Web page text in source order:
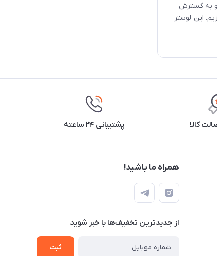
به گسترش
پردازیم. این لوستر
کالا پشتیبانی ۲۴ ساعته
همراه ما باشید!
از جدید‌ترین تخفیف‌ها با‌ خبر شوید
ثبت